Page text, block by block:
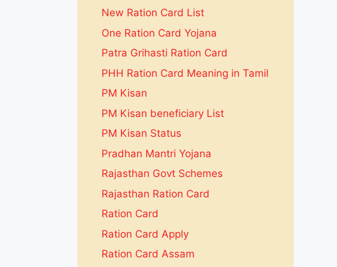
New Ration Card List
One Ration Card Yojana
Patra Grihasti Ration Card
PHH Ration Card Meaning in Tamil
PM Kisan
PM Kisan beneficiary List
PM Kisan Status
Pradhan Mantri Yojana
Rajasthan Govt Schemes
Rajasthan Ration Card
Ration Card
Ration Card Apply
Ration Card Assam